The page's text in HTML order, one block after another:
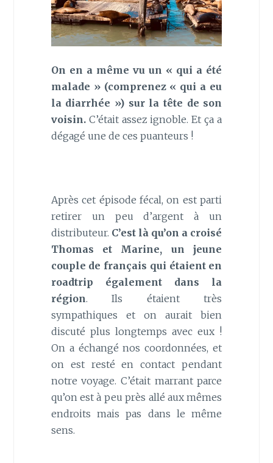
On en a même vu un « qui a été
malade » (comprenez « qui a eu
la diarrhée ») sur la tête de son
voisin.C’était assez ignoble. Et ça a
dégagé une de ces puanteurs !
Après cet épisode fécal, on est parti
retirer un peu d’argent à un
distributeur. C’est là qu’on a croisé
Thomas et Marine, un jeune
couple de français qui étaient en
roadtrip également dans la
région. Ils étaient très
sympathiques et on aurait bien
discuté plus longtemps avec eux !
On a échangé nos coordonnées, et
on est resté en contact pendant
notre voyage. C’était marrant parce
qu’on est à peu près allé aux mêmes
endroits mais pas dans le même
sens.